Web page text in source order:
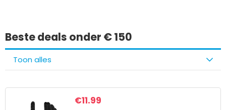
Beste deals onder € 150
Toon alles
€11.99